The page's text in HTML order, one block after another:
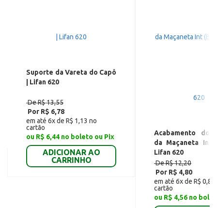
Suporte da Vareta do Capô
| Lifan 620
De R$ 13,55
Por R$ 6,78
em até 6x de R$ 1,13 no
cartão
ou R$ 6,44 no boleto ou Pix
ADICIONAR AO
CARRINHO
Acabamento do
da Maçaneta Int
Lifan 620
De R$ 12,20
Por R$ 4,80
em até 6x de R$
cartão
ou R$ 4,56 no